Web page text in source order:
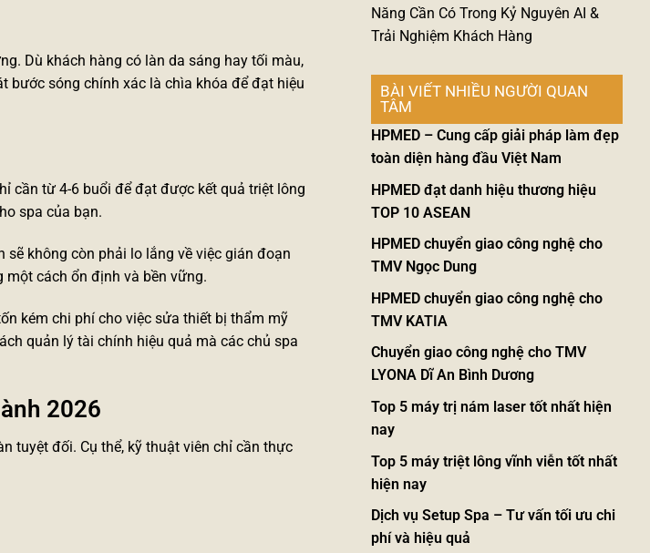
Dù khách hàng có làn da sáng hay tối màu,
bước sóng chính xác là chìa khóa để đạt hiệu
cần từ 4-6 buổi để đạt được kết quả triệt lông
spa của bạn.
không còn phải lo lắng về việc gián đoạn
cách ổn định và bền vững.
kém chi phí cho việc sửa thiết bị thẩm mỹ
quản lý tài chính hiệu quả mà các chủ spa
2026
tuyệt đối. Cụ thể, kỹ thuật viên chỉ cần thực
Năng Cần Có Trong Kỷ Nguyên AI &
Trải Nghiệm Khách Hàng
BÀI VIẾT NHIỀU NGƯỜI QUAN
TÂM
HPMED – Cung cấp giải pháp làm đẹp
toàn diện hàng đầu Việt Nam
HPMED đạt danh hiệu thương hiệu
TOP 10 ASEAN
HPMED chuyển giao công nghệ cho
TMV Ngọc Dung
HPMED chuyển giao công nghệ cho
TMV KATIA
Chuyển giao công nghệ cho TMV
LYONA Dĩ An Bình Dương
Top 5 máy trị nám laser tốt nhất hiện
nay
Top 5 máy triệt lông vĩnh viễn tốt nhất
hiện nay
Dịch vụ Setup Spa – Tư vấn tối ưu chi
phí và hiệu quả